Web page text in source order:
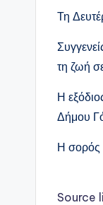
Τη
τη ζωή
Η
Δήμου
Η σορός
Source